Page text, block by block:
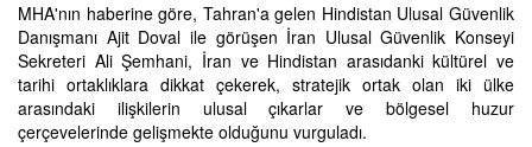
MHA'nın haberine göre, Tahran'a gelen Hindistan Ulusal Güvenlik
Danışmanı Ajit Doval ile görüşen İran Ulusal Güvenlik Konseyi
Sekreteri Ali Şemhani, İran ve Hindistan arasıdanki kültürel ve
tarihi ortaklıklara dikkat çekerek, stratejik ortak olan iki ülke
arasındaki ilişkilerin ulusal çıkarlar ve bölgesel huzur
çerçevelerinde gelişmekte olduğunu vurguladı.